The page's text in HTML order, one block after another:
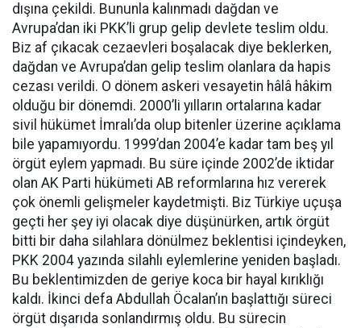
dışına çekildi. Bununla kalınmadı dağdan ve
Avrupa’dan iki PKK’li grup gelip devlete teslim oldu.
Biz af çıkacak cezaevleri boşalacak diye beklerken,
dağdan ve Avrupa’dan gelip teslim olanlara da hapis
cezası verildi. O dönem askeri vesayetin hâlâ hâkim
olduğu bir dönemdi. 2000’li yılların ortalarına kadar
sivil hükümet İmralı’da olup bitenler üzerine açıklama
bile yapamıyordu. 1999’dan 2004’e kadar tam beş yıl
örgüt eylem yapmadı. Bu süre içinde 2002’de iktidar
olan AK Parti hükümeti AB reformlarına hız vererek
çok önemli gelişmeler kaydetmişti. Biz Türkiye uçuşa
geçti her şey iyi olacak diye düşünürken, artık örgüt
bitti bir daha silahlara dönülmez beklentisi içindeyken,
PKK 2004 yazında silahlı eylemlerine yeniden başladı.
Bu beklentimizden de geriye koca bir hayal kırıklığı
kaldı. İkinci defa Abdullah Öcalan’ın başlattığı süreci
örgüt dışarıda sonlandırmış oldu. Bu sürecin